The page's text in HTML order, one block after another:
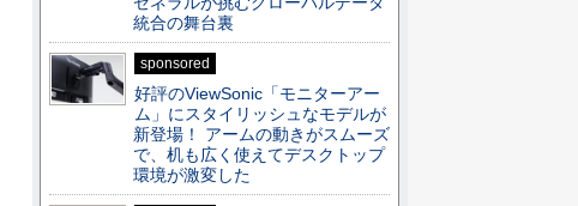
統合の舞台裏
sponsored
好評のViewSonic「モニターアー
ム」にスタイリッシュなモデルが
新登場！ アームの動きがスムーズ
で、机も広く使えてデスクトップ
環境が激変した